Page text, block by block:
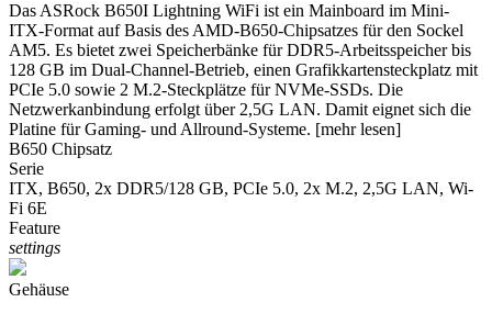
Das ASRock B650I Lightning WiFi ist ein Mainboard im Mini-
ITX-Format auf Basis des AMD-B650-Chipsatzes für den Sockel
AM5. Es bietet zwei Speicherbänke für DDR5-Arbeitsspeicher bis
128 GB im Dual-Channel-Betrieb, einen Grafikkartensteckplatz mit
PCIe 5.0 sowie 2 M.2-Steckplätze für NVMe-SSDs. Die
Netzwerkanbindung erfolgt über 2,5G LAN. Damit eignet sich die
Platine für Gaming- und Allround-Systeme. [mehr lesen]
B650 Chipsatz
Serie
ITX, B650, 2x DDR5/128 GB, PCIe 5.0, 2x M.2, 2,5G LAN, Wi-
Fi 6E
Feature
settings
Gehäuse